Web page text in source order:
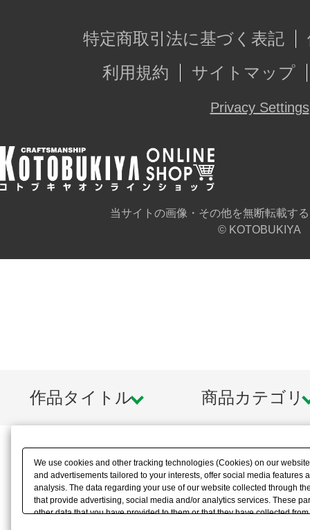
特定商取引法に基づく表記
利用規約
サイトマップ
Privacy Settings
当サイトの画像・その他を無断転載す
© KOTOBUKIYA
作品タイトル 商品カテゴリ
We use cookies and other tracking technologies (Cookies) on our
and advertisements tailored to your interests, offer social media features
analysis. The data regarding your use of our website collected through
that provide advertising, social media and/or analytics services. These
other data that you have provided to them or that they have collected